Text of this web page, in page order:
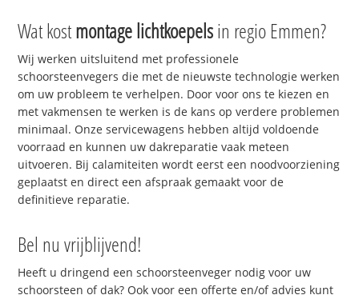
Wat kostmontage lichtkoepelsin regio Emmen?
Wij werken uitsluitend met professionele
schoorsteenvegers die met de nieuwste technologie werken
om uw probleem te verhelpen. Door voor ons te kiezen en
met vakmensen te werken is de kans op verdere problemen
minimaal. Onze servicewagens hebben altijd voldoende
voorraad en kunnen uw dakreparatie vaak meteen
uitvoeren. Bij calamiteiten wordt eerst een noodvoorziening
geplaatst en direct een afspraak gemaakt voor de
definitieve reparatie.
Bel nu vrijblijvend!
Heeft u dringend een schoorsteenveger nodig voor uw
schoorsteen of dak? Ook voor een offerte en/of advies kunt